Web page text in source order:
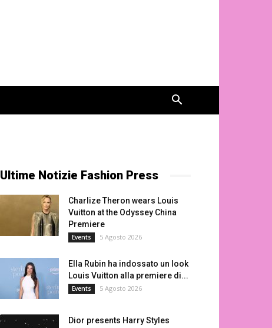
Ultime Notizie Fashion Press
Charlize Theron wears Louis
Vuitton at the Odyssey China
Premiere
Events 5 Agosto 2026
Ella Rubin ha indossato un look
Louis Vuitton alla premiere di...
Events 5 Agosto 2026
Dior presents Harry Styles